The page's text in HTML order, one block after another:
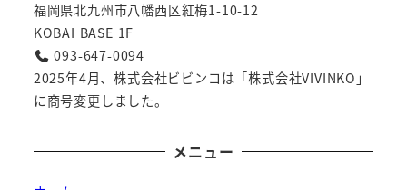
福岡県北九州市八幡西区紅梅1-10-12
KOBAI BASE 1F
093-647-0094
2025年4月、株式会社ビビンコは「株式会社VIVINKO」
に商号変更しました。
メニュー